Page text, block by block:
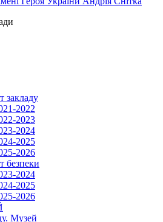
закладу
2022
2023
2024
2025
2026
безпеки
2024
2025
2026
Музей